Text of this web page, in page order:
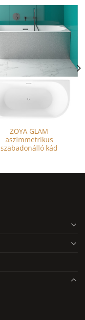
ZOYA GLAM
aszimmetrikus
szabadonálló kád